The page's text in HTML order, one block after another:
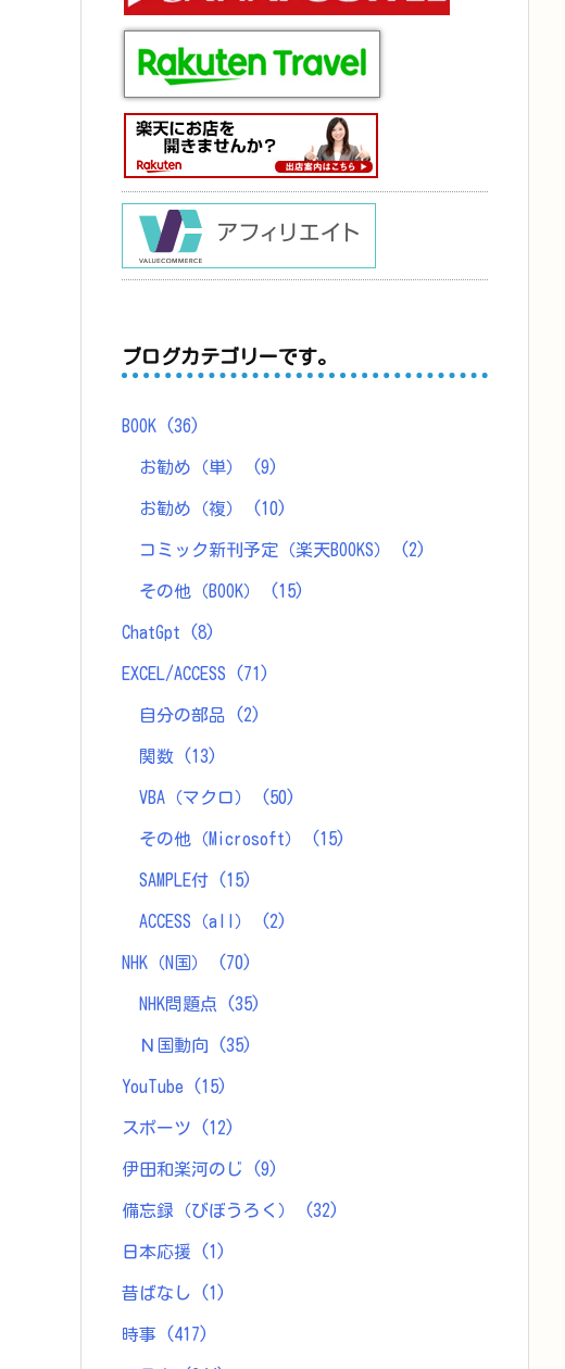
ブログカテゴリーです。
BOOK (36)
お勧め（単） (9)
お勧め（複） (10)
コミック新刊予定（楽天BOOKS） (2)
その他（BOOK） (15)
ChatGpt (8)
EXCEL/ACCESS (71)
自分の部品 (2)
関数 (13)
VBA（マクロ） (50)
その他（Microsoft） (15)
SAMPLE付 (15)
ACCESS（all） (2)
NHK（N国） (70)
NHK問題点 (35)
Ｎ国動向 (35)
YouTube (15)
スポーツ (12)
伊田和楽河のじ (9)
備忘録（びぼうろく） (32)
日本応援 (1)
昔ばなし (1)
時事 (417)